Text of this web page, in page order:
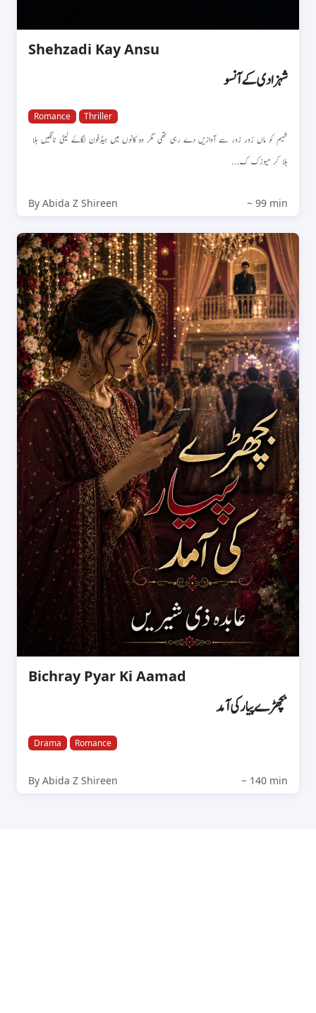
Shehzadi Kay Ansu
شہزادی کے آنسو
Romance Thriller
شمیم کو ماں زور زور سے آوازیں دے رہی تھی مگر وہ کانوں میں ہیڈفون لگاۓ لیٹی ٹانگیں ہلا
ہلا کر میوزک ک...
By Abida Z Shireen ~ 99 min
Bichray Pyar Ki Aamad
بچھڑے پیار کی آمد
Drama Romance
By Abida Z Shireen ~ 140 min